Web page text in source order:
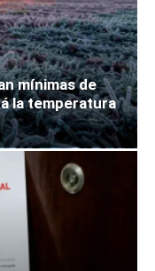
mínimas de
la temperatura